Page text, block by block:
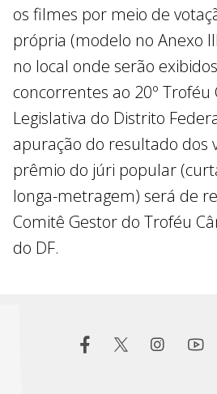
os filmes por meio de
própria (modelo no Anexo
no local onde serão
concorrentes ao 20º Troféu
Legislativa do Distrito
apuração do resultado dos
prêmio do júri popular
longa-metragem) será de
Comitê Gestor do Troféu
do DF.